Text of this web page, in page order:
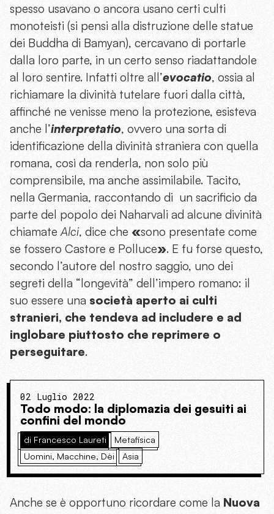
spesso usavano o ancora usano certi culti
monoteisti (si pensi alla distruzione delle statue
dei Buddha di Bamyan), cercavano di portarle
dalla loro parte, in un certo senso riadattandole
al loro sentire. Infatti oltre all’evocatio, ossia al
richiamare la divinità tutelare fuori dalla città,
affinché ne venisse meno la protezione, esisteva
anche l’interpretatio, ovvero una sorta di
identificazione della divinità straniera con quella
romana, così da renderla, non solo più
comprensibile, ma anche assimilabile. Tacito,
nella Germania, raccontando di un sacrificio da
parte del popolo dei Naharvali ad alcune divinità
chiamateAlci, dice che «sono presentate come
se fossero Castore e Polluce». E fu forse questo,
secondo l’autore del nostro saggio, uno dei
segreti della “longevità” dell’impero romano: il
suo essere una società aperto ai culti
stranieri, che tendeva ad includere e ad
inglobare piuttosto che reprimere o
perseguitare.
02 Luglio 2022
Todo modo: la diplomazia dei gesuiti ai
confini del mondo
di Francesco Laureti
Metafisica
Uomini, Macchine, Dèi
Asia
Anche se è opportuno ricordare come la Nuova